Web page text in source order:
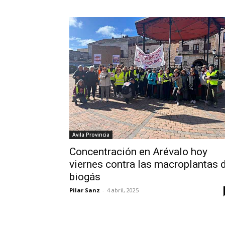
Avila Provincia
Concentración en Arévalo hoy
viernes contra las macroplantas
biogás
Pilar Sanz - 4 abril, 2025